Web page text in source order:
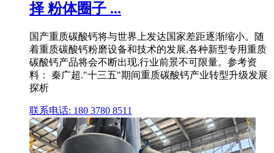
择 粉体圈子 ...
国产重质碳酸钙将与世界上发达国家差距逐渐缩小。随
着重质碳酸钙粉磨设备和技术的发展,各种新型专用重质
碳酸钙产品将会不断出现,行业前景不可限量。参考资
料： 秦广超."十三五"期间重质碳酸钙产业转型升级发展
探析
联系电话: 180 3780 8511